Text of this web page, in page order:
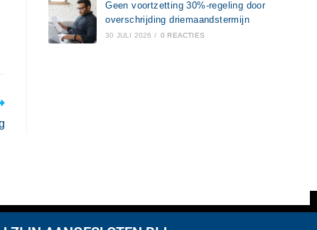
Geen voortzetting 30%-regeling door
overschrijding driemaandstermijn
30 JULI 2026 / 0 REACTIES